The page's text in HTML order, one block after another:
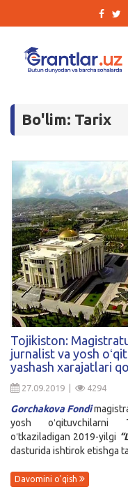
Tanlovlar
Kurslar
Blog
Yana
Qidirish
Kirish
Bo'lim: Tarix
Tojikiston:
jurnalist va yosh
yashash xarajatlari
27.09.2019 | 4294
Gorchakova Fondi
yosh oʻqituvchilarni
oʻtkaziladigan 2019-yilgi
dasturida ishtirok etishga
Davomini o'qish